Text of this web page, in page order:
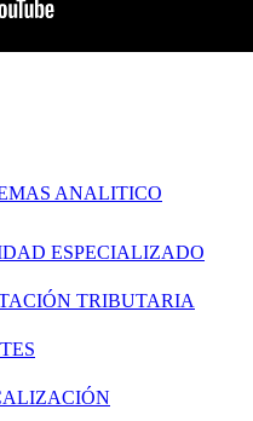
ANALITICO
ESPECIALIZADO
TRIBUTARIA